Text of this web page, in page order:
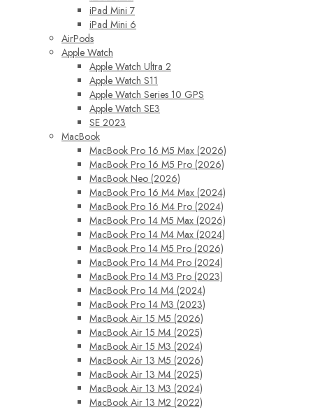
iPad Mini 7
iPad Mini 6
AirPods
Apple Watch
Apple Watch Ultra 2
Apple Watch S11
Apple Watch Series 10 GPS
Apple Watch SE3
SE 2023
MacBook
MacBook Pro 16 M5 Max (2026)
MacBook Pro 16 M5 Pro (2026)
MacBook Neo (2026)
MacBook Pro 16 M4 Max (2024)
MacBook Pro 16 M4 Pro (2024)
MacBook Pro 14 M5 Max (2026)
MacBook Pro 14 M4 Max (2024)
MacBook Pro 14 M5 Pro (2026)
MacBook Pro 14 M4 Pro (2024)
MacBook Pro 14 M3 Pro (2023)
MacBook Pro 14 M4 (2024)
MacBook Pro 14 M3 (2023)
MacBook Air 15 M5 (2026)
MacBook Air 15 M4 (2025)
MacBook Air 15 M3 (2024)
MacBook Air 13 M5 (2026)
MacBook Air 13 M4 (2025)
MacBook Air 13 M3 (2024)
MacBook Air 13 M2 (2022)